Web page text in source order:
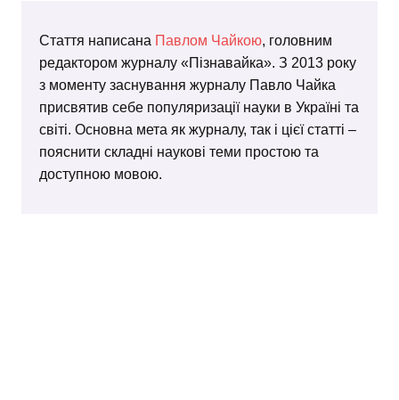
Стаття написана Павлом Чайкою, головним
редактором журналу «Пізнавайка». З 2013 року
з моменту заснування журналу Павло Чайка
присвятив себе популяризації науки в Україні та
світі. Основна мета як журналу, так і цієї статті –
пояснити складні наукові теми простою та
доступною мовою.